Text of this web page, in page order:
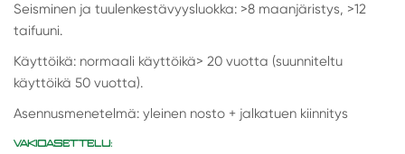
Seisminen ja tuulenkestävyysluokka: >8 maanjäristys, >12
taifuuni.
Käyttöikä: normaali käyttöikä> 20 vuotta (suunniteltu
käyttöikä 50 vuotta).
Asennusmenetelmä: yleinen nosto + jalkatuen kiinnitys
VAKIOASETTELU: